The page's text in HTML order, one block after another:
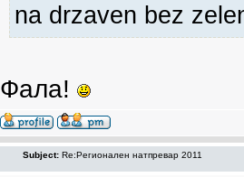
na drzaven bez
Фала!
Subject: Re:Регионален натпревар 2011